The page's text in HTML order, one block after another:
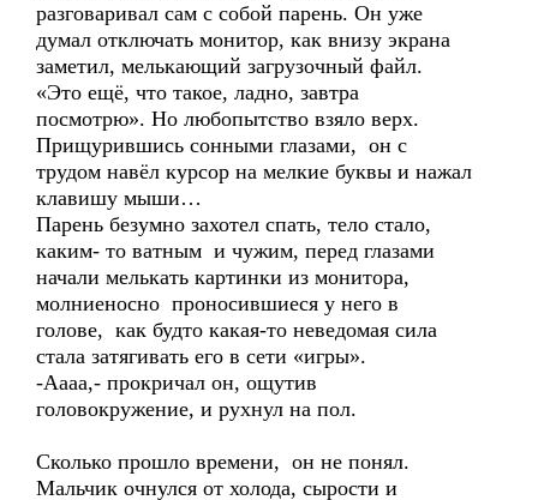
разговаривал сам с собой парень. Он уже
думал отключать монитор, как внизу экрана
заметил, мелькающий загрузочный файл.
«Это ещё, что такое, ладно, завтра
посмотрю». Но любопытство взяло верх.
Прищурившись сонными глазами, он с
трудом навёл курсор на мелкие буквы и нажал
клавишу мыши…
Парень безумно захотел спать, тело стало,
каким- то ватным и чужим, перед глазами
начали мелькать картинки из монитора,
молниеносно проносившиеся у него в
голове, как будто какая-то неведомая сила
стала затягивать его в сети «игры».
-Аааа,- прокричал он, ощутив
головокружение, и рухнул на пол.
Сколько прошло времени, он не понял.
Мальчик очнулся от холода, сырости и